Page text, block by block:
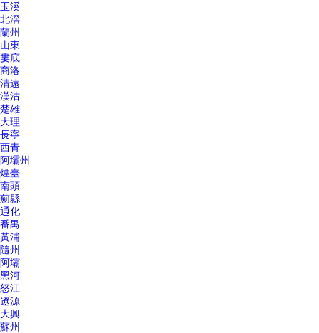
玉溪
北滘
蘭州
山東
婁底
商洛
清遠
漢沽
楚雄
大理
長寧
西青
阿壩州
煙臺
南頭
薊縣
通化
番禺
黃浦
隨州
阿壩
黑河
怒江
遼源
大興
蘇州